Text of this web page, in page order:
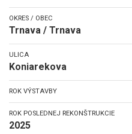
OKRES / OBEC
Trnava / Trnava
ULICA
Koniarekova
ROK VÝSTAVBY
ROK POSLEDNEJ REKONŠTRUKCIE
2025